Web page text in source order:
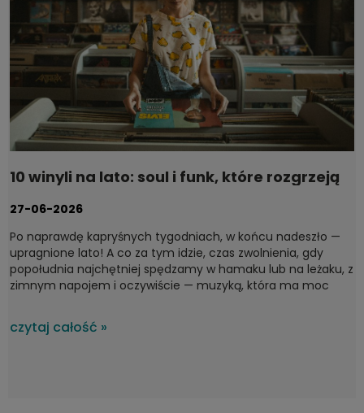
10 winyli na lato: soul i funk, które rozgrzeją
27-06-2026
Po naprawdę kapryśnych tygodniach, w końcu nadeszło —
upragnione lato! A co za tym idzie, czas zwolnienia, gdy
popołudnia najchętniej spędzamy w hamaku lub na leżaku, z
zimnym napojem i oczywiście — muzyką, która ma moc
lepszego wyboru niż soul i funk — gatunki stworzone do
ciepłych wieczorów. Dziś proponujemy płyty, które dają
czytaj całość »